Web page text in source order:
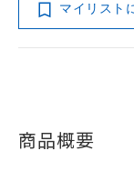
マイリスト
商品概要